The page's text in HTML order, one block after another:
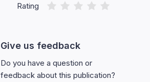
Rating
Give us feedback
Do you have a question or
feedback about this publication?